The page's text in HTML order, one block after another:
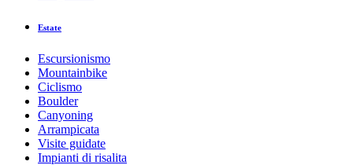
Estate
Escursionismo
Mountainbike
Ciclismo
Boulder
Canyoning
Arrampicata
Visite guidate
Impianti di risalita